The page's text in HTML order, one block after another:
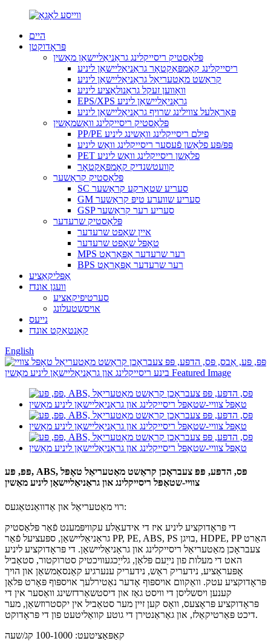
היים
פּראָדוקטן
פּלאַסטיק ריסייקלינג גראַניאַליישאַן מאַשין
ריסייקלינג קאָמפּאַקטאָר גראַניאַליישאַן ליניע
קראַשט מאַטעריאַל גראַניאַליישאַן ליניע
וואָווען זעקל גראַנולאַציע ליניע
EPS/XPS גראַניאַליישאַן ליניע
פּאַראַלעל צווילינג שרויף גראַניאַליישאַן ליניע
פּלאַסטיק ריסייקלינג וואַשמאַשין
PP/PE פילם ריסייקלינג וואַשינג ליניע
פּפּ/פּע פלאַשן פֿעסער ריסייקלינג וואַש ליניע
PET פלאַשן ריסייקלינג וואַש ליניע
קוועטשנדיק קאָמפּאַקטאָר
פּלאַסטיק קראַשער
SC סעריע שטאַרקע קראַשער
GM סעריע שווערע טיפּ קראַשער
GSP סעריע רער קראַשער
פּלאַסטיק שרעדער
איין שאַפט שרעדער
טאָפּל שאַפט שרעדער
MPS רער שרעדער אַפּאַראַט
BPS רער שרעדער אַפּאַראַט
אַפּליקאַציע
וועגן אונדז
סערטיפיקאציע
אויסשטעלונג
נייעס
קאָנטאַקט אונדז
English
פּפּ, פּע, ABS, פּס, הדפּע, פּפּ צעבראָכן קראַשט מאַטעריאַל טאָפּל
צוויי-שטאַפּל ריסייקלינג און גראַניאַליישאַן ליניע מאַשין
רוי מאַטעריאַל און אַדוואַנטאַגעס:
די פּראָדוקציע ליניע איז די אידעאַלע עקוויפּמענט פֿאַר פּלאַסטיק
גראַניאַליישאַן, ספּעציעל פֿאַר PP, PE, ABS, PS בויגן, HDPE, PP האַרט
צעבראָכן מאַטעריאַל ריסייקלינג און גראַניאַליישאַן. די פּראָדוקציע ליניע
האט די מעלות פון נייַעם פּלאַן, גלייַכגעוויכטיק סטרוקטור, סטאַביל
אָפּעראַציע, נידעריק ראַש, נידעריק ענערגיע קאַנסאַמשאַן און הויך
פּראָדוקציע עטק. וואַקוום אויספּוף אָדער נאַטירלעך אויספּוף פּאָרט פּלאַן
קענען ויסשליסן די וויסט גאַז און דיסטשאַרדזשינג וואַסער אין די
פּראָדוקציע פּראָצעס, וואָס קען זיין מער סטאַביל אין יקסטרוזשאַן, מער
דיכט פּאַרטיקאַלז, און גאַראַנטירן די גוטע קוואַליטעט פון די פּראָדוקט.
קאַפּאַציטעט: 100-1000 קג/שעה